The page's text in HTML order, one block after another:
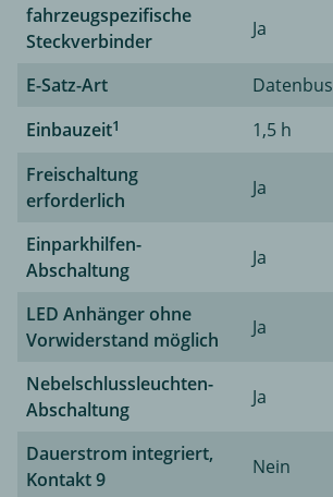
fahrzeugspezifische
Steckverbinder
Ja
E-Satz-Art
Datenbus
Einbauzeit1
1,5 h
Freischaltung
erforderlich
Ja
Einparkhilfen-
Abschaltung
Ja
LED Anhänger ohne
Vorwiderstand möglich
Ja
Nebelschlussleuchten-
Abschaltung
Ja
Dauerstrom integriert,
Kontakt 9
Nein